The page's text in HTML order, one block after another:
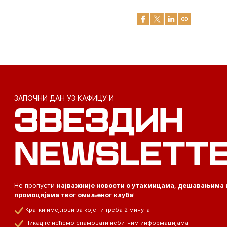
ЗАПОЧНИ ДАН УЗ КАФИЦУ И
ЗВЕЗДИН
Не пропусти најважније новости о утакмицама, дешавањима
промоцијама твог омиљеног клуба!
Кратки имејлови за које ти треба 2 минута
Никад те нећемо спамовати небитним информацијама